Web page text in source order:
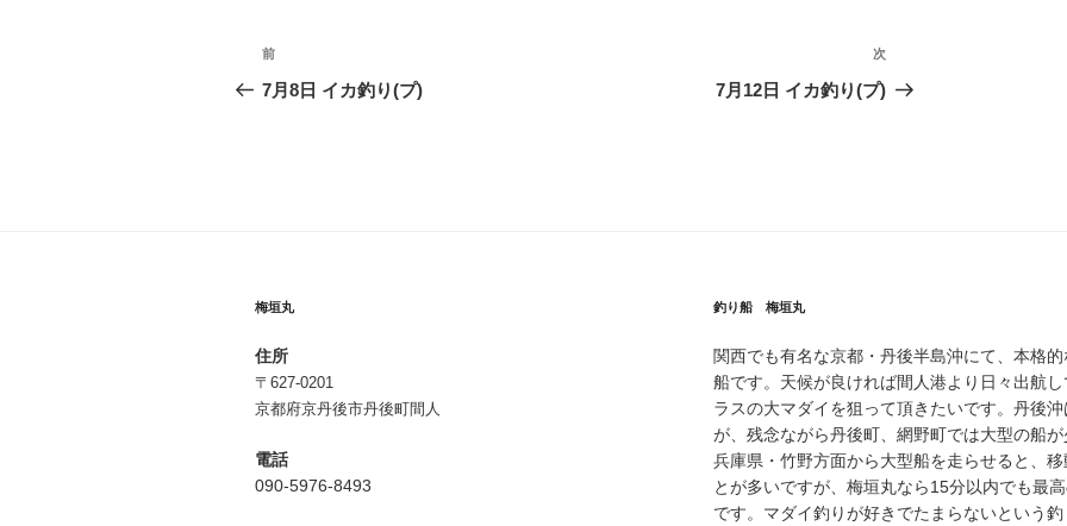
投
稿
シ
ョ
ン
前
の
前
7月8日 イカ釣り(プ)
次
の
次
7月12日 イカ釣り(プ)
梅垣丸
住所
〒627-0201
京都府京丹後市丹後町間人
電話
090-5976-8493
釣り船 梅垣丸
関西でも有名な京都・丹後半島沖にて、本格
船です。天候が良ければ間人港より日々出航
ラスの大マダイを狙って頂きたいです。丹後
が、残念ながら丹後町、網野町では大型の船
兵庫県・竹野方面から大型船を走らせると、
とが多いですが、梅垣丸なら15分以内でも最
です。マダイ釣りが好きでたまらないという釣